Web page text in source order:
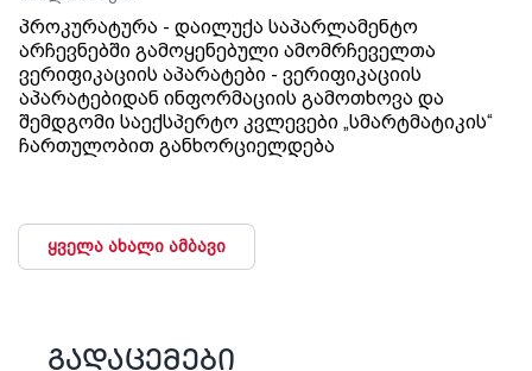
პროკურატურა - დაილუქა საპარლამენტო
არჩევნებში გამოყენებული ამომრჩეველთა
ვერიფიკაციის აპარატები - ვერიფიკაციის
აპარატებიდან ინფორმაციის გამოთხოვა და
შემდგომი საექსპერტო კვლევები „სმარტმატიკის“
ჩართულობით განხორციელდება
ყველა ახალი ამბავი
გადაცემები